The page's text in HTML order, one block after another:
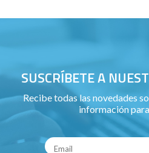
SUSCRÍBETE A
Recibe todas las novedades
información